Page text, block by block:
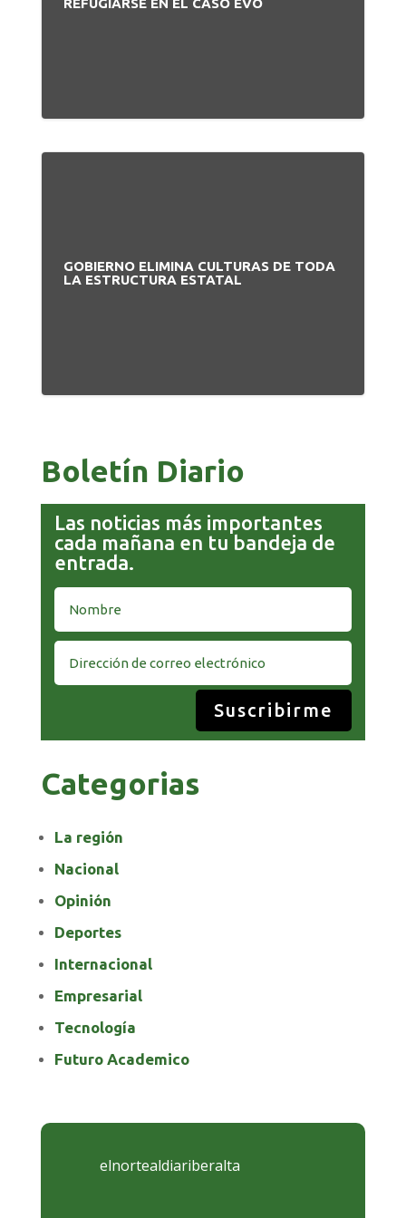
REFUGIARSE EN EL CASO EVO
GOBIERNO ELIMINA CULTURAS DE TODA
LA ESTRUCTURA ESTATAL
Boletín Diario
Las noticias más importantes
cada mañana en tu bandeja de
entrada.
Suscribirme
Categorias
La región
Nacional
Opinión
Deportes
Internacional
Empresarial
Tecnología
Futuro Academico
elnortealdiariberalta